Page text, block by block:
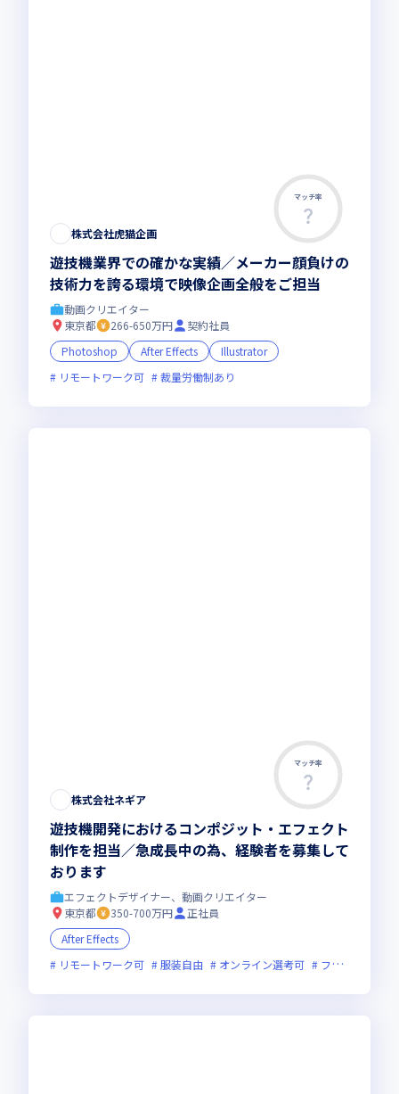
マッチ率
株式会社虎猫企画
遊技機業界での確かな実績／メーカー顔負けの
技術力を誇る環境で映像企画全般をご担当
動画クリエイター
東京都
266-650万円
契約社員
Photoshop
After Effects
Illustrator
リモートワーク可
裁量労働制あり
マッチ率
株式会社ネギア
遊技機開発におけるコンポジット・エフェクト
制作を担当／急成長中の為、経験者を募集して
おります
エフェクトデザイナー、動画クリエイター
東京都
350-700万円
正社員
After Effects
リモートワーク可
服装自由 オンライン選考可 フレックス制度あり